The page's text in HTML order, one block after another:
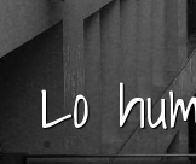
Lo